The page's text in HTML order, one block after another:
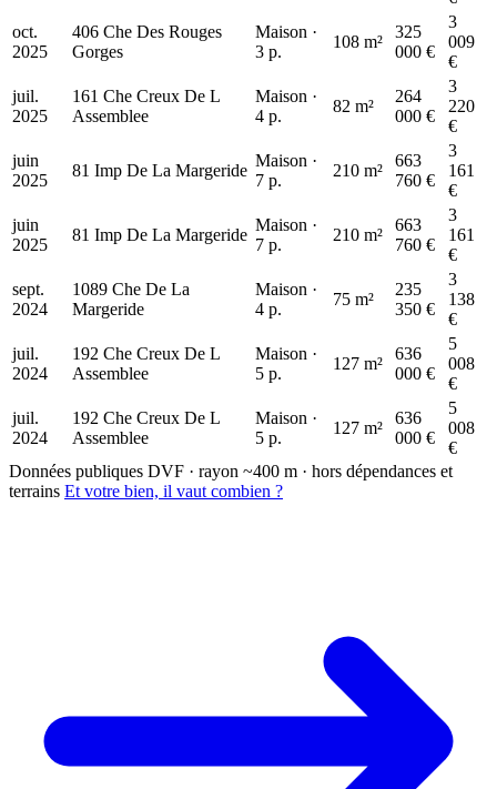
oct.
2025
406 Che Des Rouges
Gorges
Maison ·
3 p.
108 m²
325
000 €
3
009
€
juil.
2025
161 Che Creux De L
Assemblee
Maison ·
4 p.
82 m²
264
000 €
3
220
€
juin
2025
81 Imp De La Margeride
Maison ·
7 p.
210 m²
663
760 €
3
161
€
juin
2025
81 Imp De La Margeride
Maison ·
7 p.
210 m²
663
760 €
3
161
€
sept.
2024
1089 Che De La
Margeride
Maison ·
4 p.
75 m²
235
350 €
3
138
€
juil.
2024
192 Che Creux De L
Assemblee
Maison ·
5 p.
127 m²
636
000 €
5
008
€
juil.
2024
192 Che Creux De L
Assemblee
Maison ·
5 p.
127 m²
636
000 €
5
008
€
Données publiques DVF · rayon ~400 m · hors dépendances et
terrains Et votre bien, il vaut combien ?